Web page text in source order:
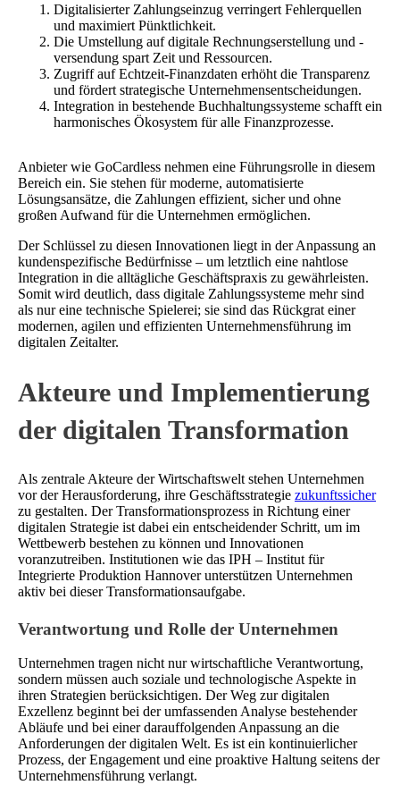
Digitalisierter Zahlungseinzug verringert Fehlerquellen
und maximiert Pünktlichkeit.
Die Umstellung auf digitale Rechnungserstellung und -
versendung spart Zeit und Ressourcen.
Zugriff auf Echtzeit-Finanzdaten erhöht die Transparenz
und fördert strategische Unternehmensentscheidungen.
Integration in bestehende Buchhaltungssysteme schafft ein
harmonisches Ökosystem für alle Finanzprozesse.
Anbieter wie GoCardless nehmen eine Führungsrolle in diesem
Bereich ein. Sie stehen für moderne, automatisierte
Lösungsansätze, die Zahlungen effizient, sicher und ohne
großen Aufwand für die Unternehmen ermöglichen.
Der Schlüssel zu diesen Innovationen liegt in der Anpassung an
kundenspezifische Bedürfnisse – um letztlich eine nahtlose
Integration in die alltägliche Geschäftspraxis zu gewährleisten.
Somit wird deutlich, dass digitale Zahlungssysteme mehr sind
als nur eine technische Spielerei; sie sind das Rückgrat einer
modernen, agilen und effizienten Unternehmensführung im
digitalen Zeitalter.
Akteure und Implementierung
der digitalen Transformation
Als zentrale Akteure der Wirtschaftswelt stehen Unternehmen
vor der Herausforderung, ihre Geschäftsstrategie zukunftssicher
zu gestalten. Der Transformationsprozess in Richtung einer
digitalen Strategie ist dabei ein entscheidender Schritt, um im
Wettbewerb bestehen zu können und Innovationen
voranzutreiben. Institutionen wie das IPH – Institut für
Integrierte Produktion Hannover unterstützen Unternehmen
aktiv bei dieser Transformationsaufgabe.
Verantwortung und Rolle der Unternehmen
Unternehmen tragen nicht nur wirtschaftliche Verantwortung,
sondern müssen auch soziale und technologische Aspekte in
ihren Strategien berücksichtigen. Der Weg zur digitalen
Exzellenz beginnt bei der umfassenden Analyse bestehender
Abläufe und bei einer darauffolgenden Anpassung an die
Anforderungen der digitalen Welt. Es ist ein kontinuierlicher
Prozess, der Engagement und eine proaktive Haltung seitens der
Unternehmensführung verlangt.